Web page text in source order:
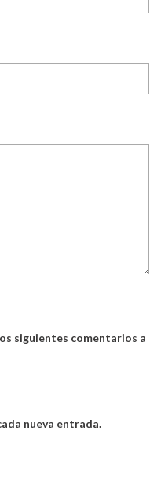
siguientes comentarios a
nueva entrada.